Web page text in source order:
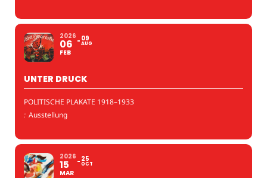
2026
06
FEB
09
AUG
UNTER DRUCK
POLITISCHE PLAKATE 1918–1933
: Ausstellung
2026
15
MAR
25
OCT